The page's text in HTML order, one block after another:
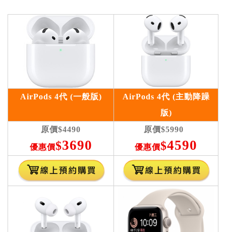
AirPods 4代 (一般版) AirPods 4代 (主動降躁
版)
原價$4490
優惠價$3690
原價$5990
優惠價$4590